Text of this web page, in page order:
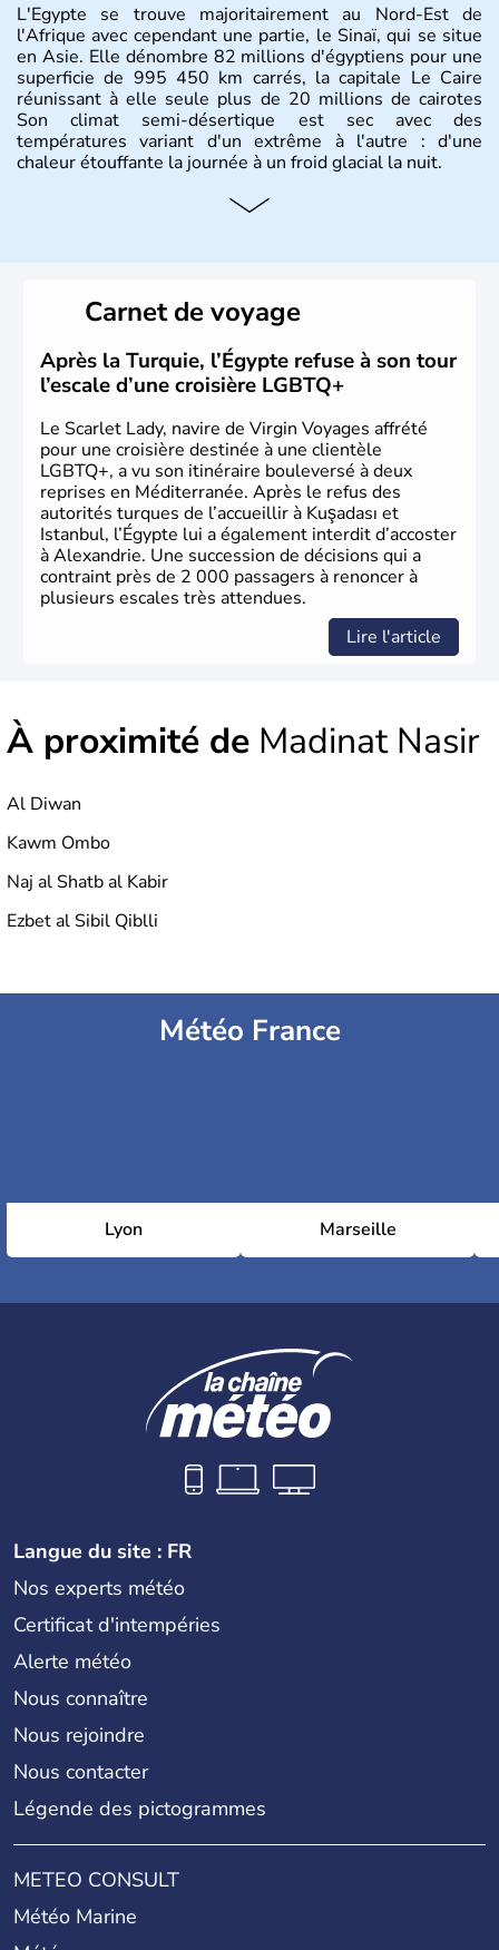
L'Egypte se trouve majoritairement au Nord-Est de
l'Afrique avec cependant une partie, le Sinaï, qui se situe
en Asie. Elle dénombre 82 millions d'égyptiens pour une
superficie de 995 450 km carrés, la capitale Le Caire
réunissant à elle seule plus de 20 millions de cairotes
Son climat semi-désertique est sec avec des
températures variant d'un extrême à l'autre : d'une
chaleur étouffante la journée à un froid glacial la nuit.
Histoire et administration
passé sont connues pour leur culture et leurs
technologies très en avance sur le reste du monde. Après
avoir été occupée par divers peuples comme les perses et
les grecs, cette république démocratique se développe
sous la domination arabe au VIIème siècle et en garde sa
langue officielle.
Carnet de voyage
Après la Turquie, l’Égypte refuse à son tour
l’escale d’une croisière LGBTQ+
Le Scarlet Lady, navire de Virgin Voyages affrété
pour une croisière destinée à une clientèle
LGBTQ+, a vu son itinéraire bouleversé à deux
reprises en Méditerranée. Après le refus des
autorités turques de l’accueillir à Kuşadası et
Istanbul, l’Égypte lui a également interdit d’accoster
à Alexandrie. Une succession de décisions qui a
contraint près de 2 000 passagers à renoncer à
plusieurs escales très attendues.
Lire l'article
À proximité de Madinat Nasir
Al Diwan
Kawm Ombo
Naj al Shatb al Kabir
Ezbet al Sibil Qiblli
Météo France
Lyon Marseille
Langue du site : FR
Nos experts météo
Certificat d'intempéries
Alerte météo
Nous connaître
Nous rejoindre
Nous contacter
Légende des pictogrammes
METEO CONSULT
Météo Marine